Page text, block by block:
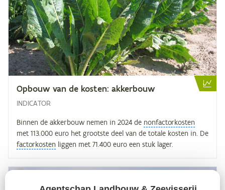
Op­bouw van de kos­ten: akkerbouw
INDICATOR
Binnen de akkerbouw nemen in 2024 de nonfactorkosten
met 113.000 euro het grootste deel van de totale kosten in. De
factorkosten liggen met 71.400 euro een stuk lager.